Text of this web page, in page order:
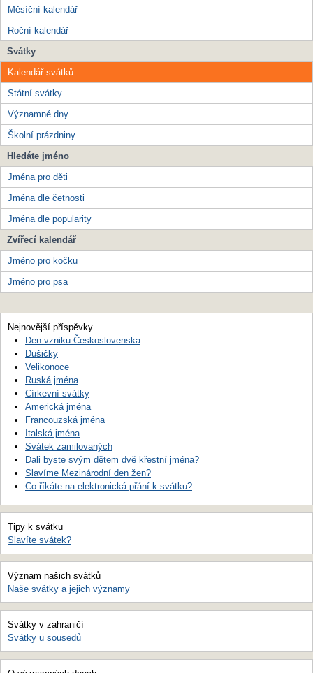
Měsíční kalendář
Roční kalendář
Svátky
Kalendář svátků
Státní svátky
Významné dny
Školní prázdniny
Hledáte jméno
Jména pro děti
Jména dle četnosti
Jména dle popularity
Zvířecí kalendář
Jméno pro kočku
Jméno pro psa
Nejnovější příspěvky
Den vzniku Československa
Dušičky
Velikonoce
Ruská jména
Církevní svátky
Americká jména
Francouzská jména
Italská jména
Svátek zamilovaných
Dali byste svým dětem dvě křestní jména?
Slavíme Mezinárodní den žen?
Co říkáte na elektronická přání k svátku?
Tipy k svátku
Slavíte svátek?
Význam našich svátků
Naše svátky a jejich významy
Svátky v zahraničí
Svátky u sousedů